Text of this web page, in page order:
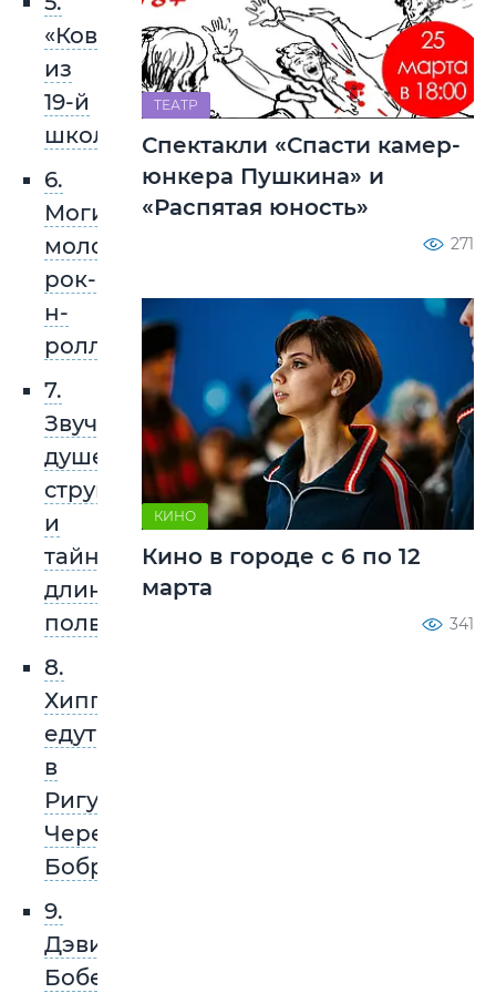
«Ковбои»
из
19-й
школы
6.
Могилев,
молодость,
рок-
н-
ролл
7.
Звучание
душевных
струн
и
тайна
длиною
полвека
8.
Хиппи
едут
в
Ригу.
Через
Бобруйск
9.
Дэвид
Бобер
ТЕАТР
Спектакли «Спасти камер-
юнкера Пушкина» и
«Распятая юность»
271
КИНО
Кино в городе с 6 по 12
марта
341